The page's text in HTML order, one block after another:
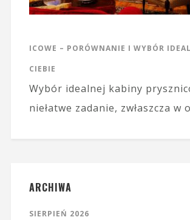
ICOWE – PORÓWNANIE I WYBÓR
CIEBIE
Wybór idealnej kabiny
niełatwe zadanie, zwłaszcza w
ARCHIWA
SIERPIEŃ 2026